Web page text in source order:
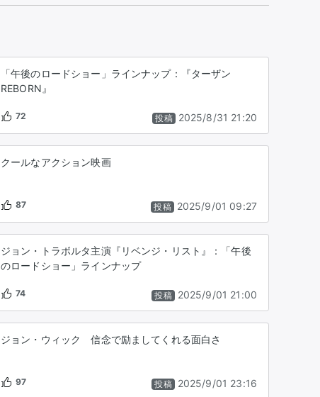
「午後のロードショー」ラインナップ：『ターザン
REBORN』
72 投稿 2025/8/31 21:20
クールなアクション映画
87 投稿 2025/9/01 09:27
ジョン・トラボルタ主演『リベンジ・リスト』：「午後
のロードショー」ラインナップ
74 投稿 2025/9/01 21:00
ジョン・ウィック 信念で励ましてくれる面白さ
97 投稿 2025/9/01 23:16